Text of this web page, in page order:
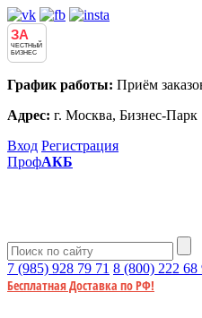
ЗА
ЧЕСТНЫЙ
БИЗНЕС
График работы: Приём
Адрес: г. Москва, Бизнес-
Вход Регистрация
ПрофАКБ
7 (985) 928 79 71 8 (800) 222 68
Бесплатная Доставка по РФ!